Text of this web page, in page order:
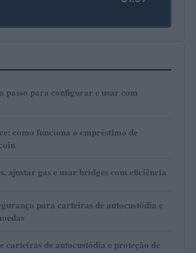
passo para configurar e usar com
como funciona o empréstimo de
ajustar gas e usar bridges com eficiência
para carteiras de autocustódia e
carteiras de autocustódia e proteção de